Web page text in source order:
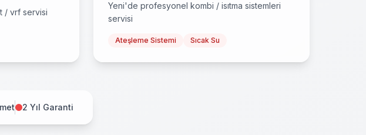
/ vrf servisi
Yeni'de profesyonel kombi / isıtma sistemleri
servisi
Ateşleme Sistemi Sıcak Su
2 Yıl Garanti